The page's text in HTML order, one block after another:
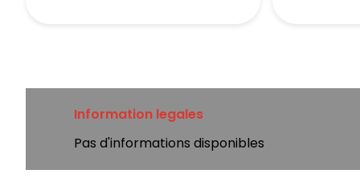
Information legales
Pas d'informations disponibles